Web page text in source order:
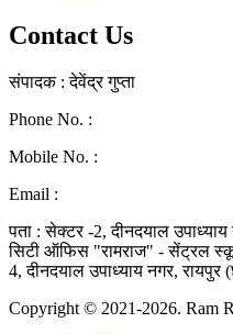
Contact Us
संपादक : देवेंद्र गुप्ता
Phone No. :
Mobile No. :
Email :
पता : सेक्टर -2, दीनदयाल उपाध्याय
सिटी ऑफिस "रामराज" - सेंट्रल
4, दीनदयाल उपाध्याय नगर, रायपुर
Copyright © 2021-2026. Ram